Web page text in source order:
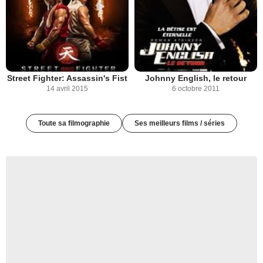
Street Fighter: Assassin's Fist
14 avril 2015
Johnny English, le retour
6 octobre 2011
Toute sa filmographie Ses meilleurs films / séries